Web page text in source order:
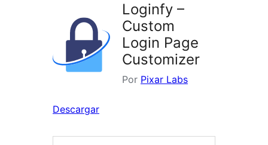
Loginfy –
Custom
Login Page
Customizer
Por Pixar Labs
Descargar